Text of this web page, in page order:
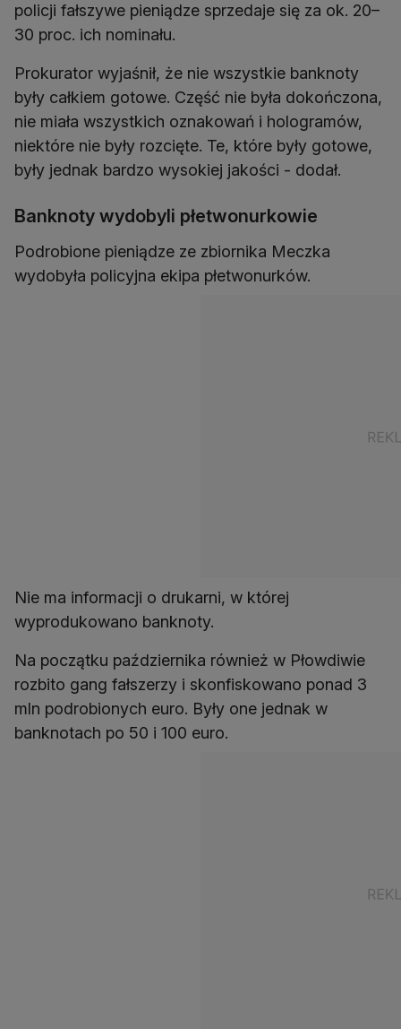
policji fałszywe pieniądze sprzedaje się za ok. 20–
30 proc. ich nominału.
Prokurator wyjaśnił, że nie wszystkie banknoty
były całkiem gotowe. Część nie była dokończona,
nie miała wszystkich oznakowań i hologramów,
niektóre nie były rozcięte. Te, które były gotowe,
były jednak bardzo wysokiej jakości - dodał.
Banknoty wydobyli płetwonurkowie
Podrobione pieniądze ze zbiornika Meczka
wydobyła policyjna ekipa płetwonurków.
Nie ma informacji o drukarni, w której
wyprodukowano banknoty.
Na początku października również w Płowdiwie
rozbito gang fałszerzy i skonfiskowano ponad 3
mln podrobionych euro. Były one jednak w
banknotach po 50 i 100 euro.